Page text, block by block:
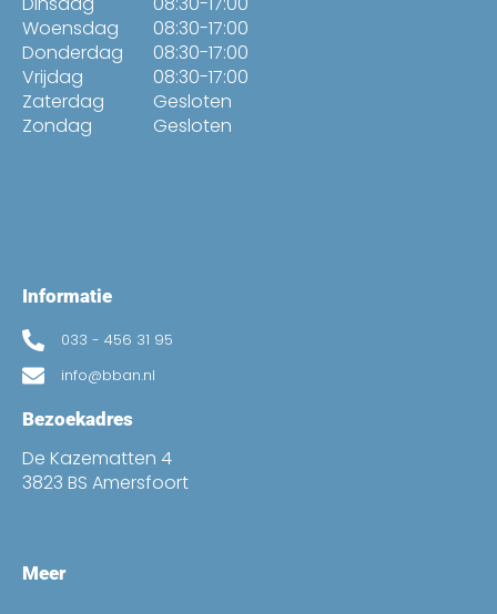
Woensdag
Donderdag
Vrijdag
Zaterdag
Zondag
08:30-17:00
08:30-17:00
08:30-17:00
Gesloten
Gesloten
Informatie
033 - 456 31 95
info@bban.nl
Bezoekadres
De Kazematten 4
3823 BS Amersfoort
Meer